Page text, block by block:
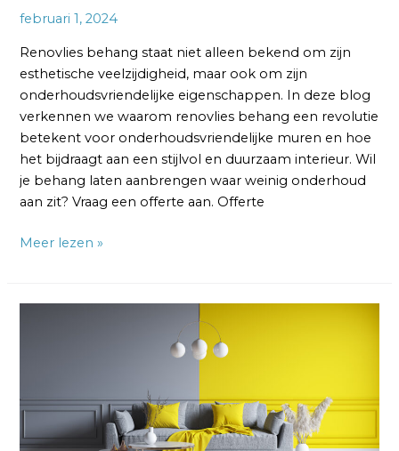
februari 1, 2024
Renovlies behang staat niet alleen bekend om zijn
esthetische veelzijdigheid, maar ook om zijn
onderhoudsvriendelijke eigenschappen. In deze blog
verkennen we waarom renovlies behang een revolutie
betekent voor onderhoudsvriendelijke muren en hoe
het bijdraagt aan een stijlvol en duurzaam interieur. Wil
je behang laten aanbrengen waar weinig onderhoud
aan zit? Vraag een offerte aan. Offerte
Meer lezen »
Meesterwerk
Jouw